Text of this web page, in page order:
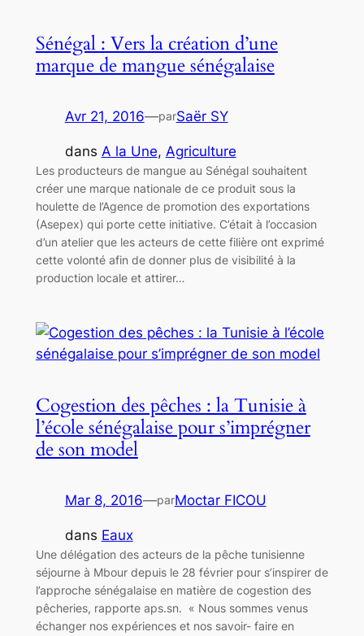
Sénégal : Vers la création d’une
marque de mangue sénégalaise
Avr 21, 2016—parSaër SY
dans A la Une, Agriculture
Les producteurs de mangue au Sénégal souhaitent
créer une marque nationale de ce produit sous la
houlette de l’Agence de promotion des exportations
(Asepex) qui porte cette initiative. C’était à l’occasion
d’un atelier que les acteurs de cette filière ont exprimé
cette volonté afin de donner plus de visibilité à la
production locale et attirer…
Cogestion des pêches : la Tunisie à
l’école sénégalaise pour s’imprégner
de son model
Mar 8, 2016—parMoctar FICOU
dans Eaux
Une délégation des acteurs de la pêche tunisienne
séjourne à Mbour depuis le 28 février pour s’inspirer de
l’approche sénégalaise en matière de cogestion des
pêcheries, rapporte aps.sn. « Nous sommes venus
échanger nos expériences et nos savoir- faire en